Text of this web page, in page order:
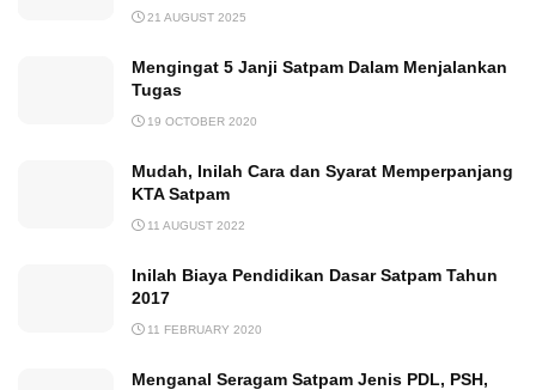
21 AUGUST 2025
Mengingat 5 Janji Satpam Dalam Menjalankan
Tugas
19 OCTOBER 2020
Mudah, Inilah Cara dan Syarat Memperpanjang
KTA Satpam
11 AUGUST 2022
Inilah Biaya Pendidikan Dasar Satpam Tahun
2017
11 FEBRUARY 2020
Menganal Seragam Satpam Jenis PDL, PSH,